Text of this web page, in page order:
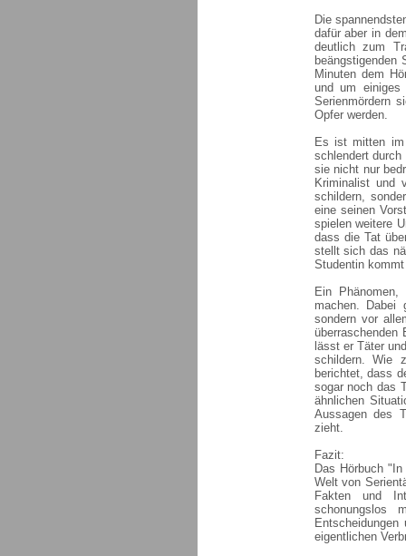
Die
dafür aber in
deutlich zum
beängstigenden
Minuten dem
und um einiges
Serienmördern
Opfer werden.
Es ist mitten
schlendert
sie nicht nur
Kriminalist und
schildern,
eine seinen
spielen weitere
dass die Tat
stellt sich das
Studentin
Ein
machen.
sondern vor
lässt er Täter
schildern. Wie
berichtet, dass
sogar noch das
ähnlichen
Aussagen des
zieht.
Fazit:
Das Hörbuch
Welt von
Fakten und
eigentlichen